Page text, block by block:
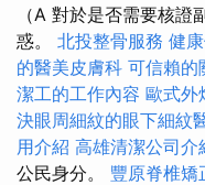
（A 對於是否需要核
惑。 北投整骨服務 健
的醫美皮膚科 可信賴的
潔工的工作內容 歐式外
決眼周細紋的眼下細紋
用介紹 高雄清潔公司介
公民身分。 豐原脊椎矯